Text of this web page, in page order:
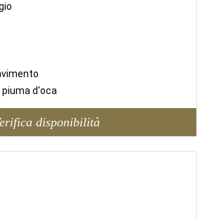
piuma d'oca
disponibilità